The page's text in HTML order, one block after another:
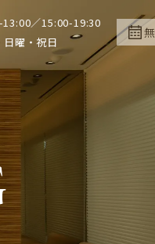
13:00／15:00-19:30
日曜・祝日